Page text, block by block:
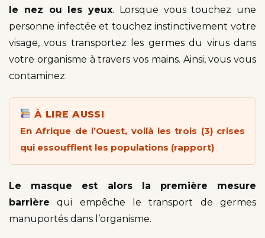
le nez ou les yeux. Lorsque vous touchez une
personne infectée et touchez instinctivement votre
visage, vous transportez les germes du virus dans
votre organisme à travers vos mains. Ainsi, vous vous
contaminez.
À LIRE AUSSI
En Afrique de l’Ouest, voilà les trois (3) crises
qui essoufflent les populations (rapport)
Le masque est alors la première mesure
barrière qui empêche le transport de germes
manuportés dans l’organisme.